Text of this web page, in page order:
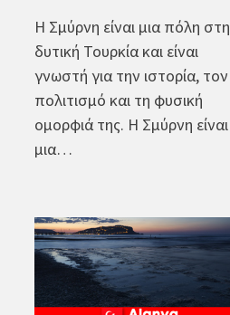
Η Σμύρνη είναι μια πόλη στη
δυτική Τουρκία και είναι
γνωστή για την ιστορία, τον
πολιτισμό και τη φυσική
ομορφιά της. Η Σμύρνη είναι
μια…